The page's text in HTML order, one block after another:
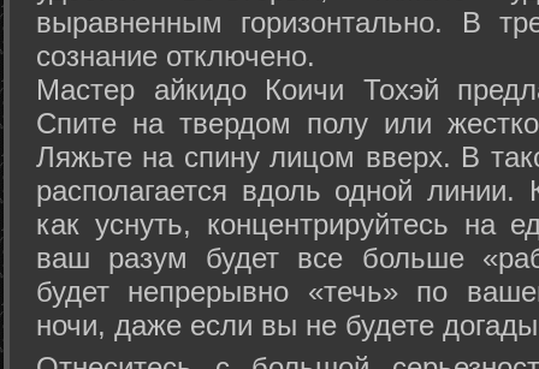
выравненным горизонтально. В
сознание отключено.
Мастер айкидо Коичи Тохэй
Спите на твердом полу или
Ляжьте на спину лицом вверх. В
располагается вдоль одной
как уснуть, концентрируйтесь на
ваш разум будет все больше
будет непрерывно «течь» по
ночи, даже если вы не будете